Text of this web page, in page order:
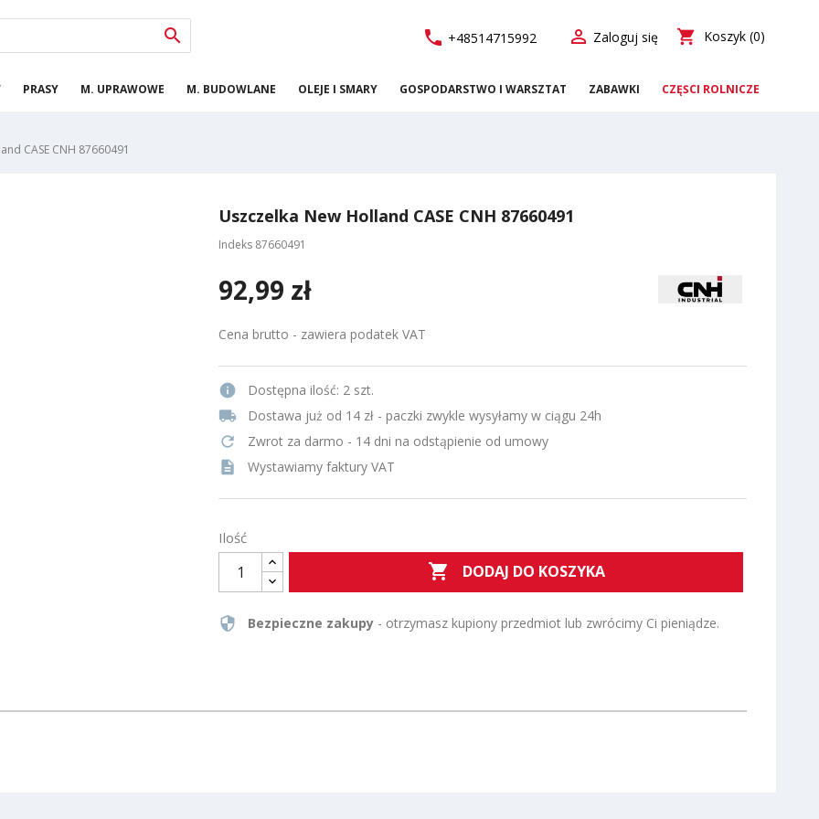
 call +48514715992  Zaloguj się shopping_cart Koszyk (0)
PRASY M. UPRAWOWE M. BUDOWLANE OLEJE I SMARY GOSPODARSTWO I WARSZTAT ZABAWKI CZĘŚCI ROLNICZE
CASE CNH 87660491
Uszczelka New Holland CASE CNH 87660491
Indeks 87660491
92,99 zł
Cena brutto - zawiera podatek VAT
info Dostępna ilość: 2 szt.
local_shipping Dostawa już od 14 zł - paczki zwykle wysyłamy w ciągu 24h
refresh Zwrot za darmo - 14 dni na odstąpienie od umowy
description Wystawiamy faktury VAT
Ilość
 DODAJ DO KOSZYKA
security Bezpieczne zakupy - otrzymasz kupiony przedmiot lub zwrócimy Ci pieniądze.